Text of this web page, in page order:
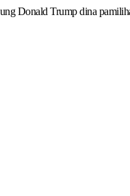
Donald Trump dina